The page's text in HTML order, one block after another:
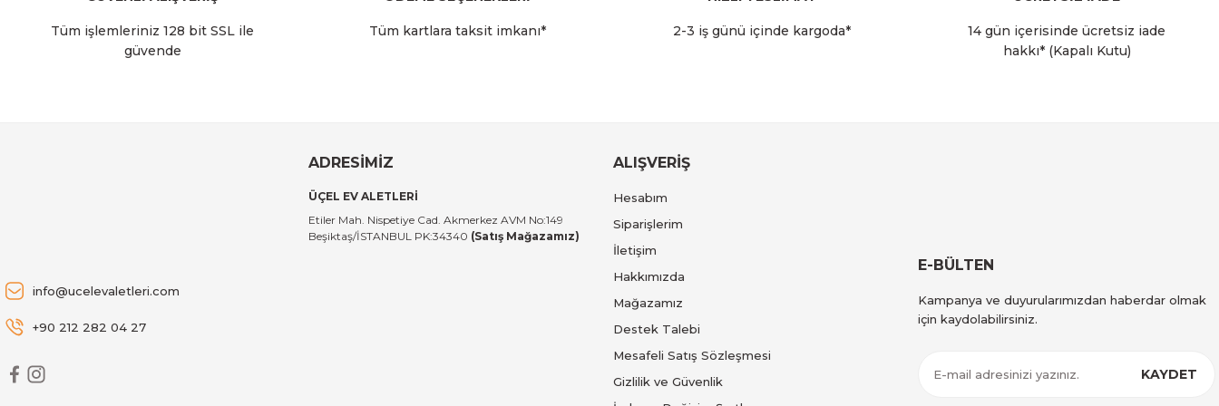
Tüm işlemleriniz 128 bit SSL ile
güvende
Tüm kartlara taksit imkanı* 2-3 iş günü içinde kargoda*
14 gün içerisinde ücretsiz iade
hakkı* (Kapalı Kutu)
info@ucelevaletleri.com
+90 212 282 04 27
ADRESİMİZ
ÜÇEL EV ALETLERİ
Etiler Mah. Nispetiye Cad. Akmerkez AVM No:149
Beşiktaş/İSTANBUL PK:34340 (Satış Mağazamız)
ALIŞVERİŞ
Hesabım
Siparişlerim
İletişim
Hakkımızda
Mağazamız
Destek Talebi
Mesafeli Satış Sözleşmesi
Gizlilik ve Güvenlik
E-BÜLTEN
Kampanya ve duyurularımızdan haberdar olmak
için kaydolabilirsiniz.
KAYDET